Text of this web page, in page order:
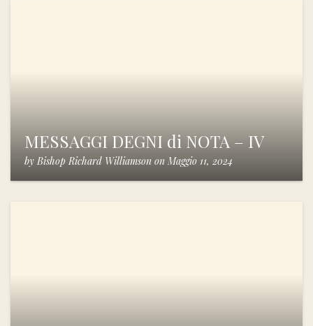
MESSAGGI DEGNI di NOTA – IV
by Bishop Richard Williamson on Maggio 11, 2024